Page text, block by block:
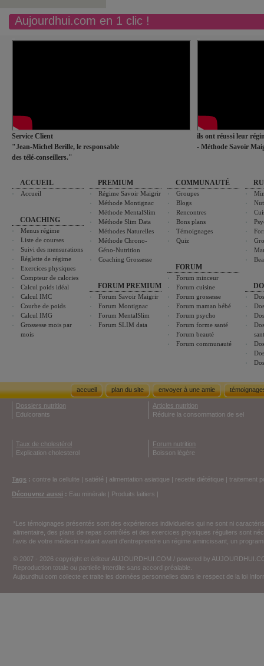
Aujourdhui.com en 1 clic !
Service Client
"Jean-Michel Berille, le responsable
des télé-conseillers."
ils ont réussi leur
- Méthode Savoir
ACCUEIL
Accueil
COACHING
Menus régime
Liste de courses
Suivi des mensurations
Réglette de régime
Exercices physiques
Compteur de calories
Calcul poids idéal
Calcul IMC
Courbe de poids
Calcul IMG
Grossesse mois par
mois
PREMIUM
Régime Savoir Maigrir
Méthode Montignac
Méthode MentalSlim
Méthode Slim Data
Méthodes Naturelles
Méthode Chrono-
Géno-Nutrition
Coaching Grossesse
FORUM PREMIUM
Forum Savoir Maigrir
Forum Montignac
Forum MentalSlim
Forum SLIM data
COMMUNAUTÉ
Groupes
Blogs
Rencontres
Bons plans
Témoignages
Quiz
FORUM
Forum minceur
Forum cuisine
Forum grossesse
Forum maman bébé
Forum psycho
Forum forme santé
Forum beauté
Forum communauté
accueil plan du site envoyer à une amie
Dossiers nutrition
Edulcorants
Articles nutrition
Réduire la consommation de sel
Taux de cholestérol
Explication cholesterol
Forum nutrition
Boisson légère
Tags : contre la cellulite | satiété | alimentation asiatique | recette diététique | traitement
Découvrez aussi : Eau minérale | Produits laitiers |
*Les témoignages présentés sont des expériences individuelles qui ne sont ni
alimentaire, des plans de repas contrôlés et des exercices physiques réguliers sont
l'avis de votre médecin traitant avant d'entreprendre un régime amincissant, un
© 2007 - 2026 copyright et éditeur AUJOURDHUI.COM / powered by
Reproduction totale ou partielle interdite sans accord préalable.
Aujourdhui.com collecte et traite les données personnelles dans le respect de la loi